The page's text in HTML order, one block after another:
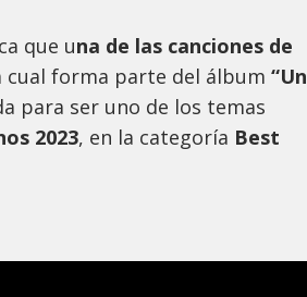
que una de las canciones de
cual forma parte del álbum “Un
para ser uno de los temas
2023, en la categoría Best